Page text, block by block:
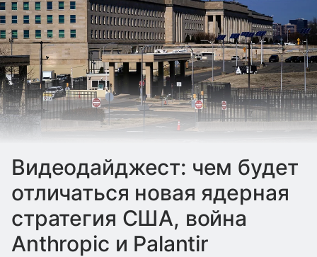
Видеодайджест: чем будет
отличаться новая ядерная
стратегия США, война
Anthropic и Palantir